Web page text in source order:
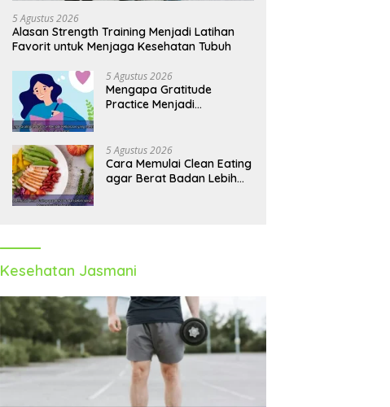
5 Agustus 2026
Alasan Strength Training Menjadi Latihan
Favorit untuk Menjaga Kesehatan Tubuh
5 Agustus 2026
Mengapa Gratitude
Practice Menjadi
Tenang
5 Agustus 2026
Cara Memulai Clean Eating
agar Berat Badan Lebih
Kesehatan Jasmani